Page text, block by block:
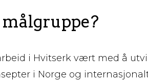
i Hvitserk vært med å
i Norge og